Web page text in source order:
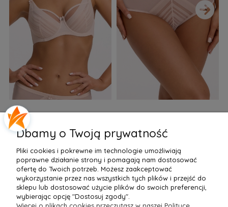
Biustonosz semi soft Gaia
BS 1395 Alicia Perłowy
155,99 zł
Do Koszyka »
77,99 zł
Do Koszyka »
›
Dbamy o Twoją prywatność
Pliki cookies i pokrewne im technologie umożliwiają
poprawne działanie strony i pomagają nam dostosować
ofertę do Twoich potrzeb. Możesz zaakceptować
wykorzystanie przez nas wszystkich tych plików i przejść do
sklepu lub dostosować użycie plików do swoich preferencji,
wybierając opcję "Dostosuj zgody".